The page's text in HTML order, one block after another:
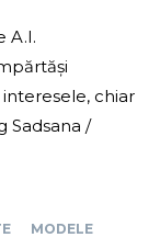
A.I.
chiar
Sadsana /
MODELE